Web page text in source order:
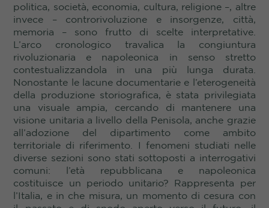
politica, società, economia, cultura, religione –, altre
invece – controrivoluzione e insorgenze, città,
memoria – sono frutto di scelte interpretative.
L’arco cronologico travalica la congiuntura
rivoluzionaria e napoleonica in senso stretto
contestualizzandola in una più lunga durata.
Nonostante le lacune documentarie e l’eterogeneità
della produzione storiografica, è stata privilegiata
una visuale ampia, cercando di mantenere una
visione unitaria a livello della Penisola, anche grazie
all’adozione del dipartimento come ambito
territoriale di riferimento. I fenomeni studiati nelle
diverse sezioni sono stati sottoposti a interrogativi
comuni: l’età repubblicana e napoleonica
costituisce un periodo unitario? Rappresenta per
l’Italia, e in che misura, un momento di cesura con